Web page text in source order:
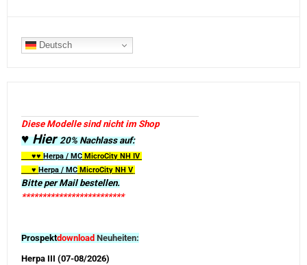
Deutsch
Diese Modelle sind nicht im Shop
♥ Hier20% Nachlass auf:
♥♥ Herpa / MC MicroCity NH IV
♥ Herpa / MC MicroCity NH V
Bitte per Mail bestellen.
*************************
Prospektdownload Neuheiten:
Herpa III (07-08/2026)